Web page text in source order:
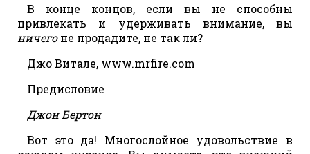
В конце концов, если вы не способны
привлекать и удерживать внимание, вы
ничегоне продадите, не так ли?
Джо Витале, www.mrfire.com
Предисловие
Джон Бертон
Вот это да! Многослойное удовольствие в